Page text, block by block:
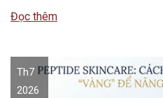
Đọc thêm
Th7
2026